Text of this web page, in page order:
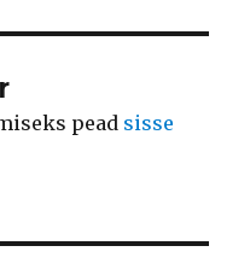
pead sisse